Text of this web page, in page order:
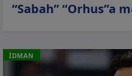
“Sabah” “Orhus”a
İDMAN